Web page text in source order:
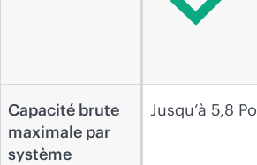
Capacité brute
maximale par
système
Jusqu’à 5,8 Po